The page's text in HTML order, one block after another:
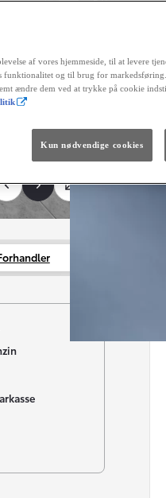
The soul lives on.
af vores hjemmeside, til at levere
funktionalitet og til brug for
ændre dem ved at trykke på cookie
Kun nødvendige cookies